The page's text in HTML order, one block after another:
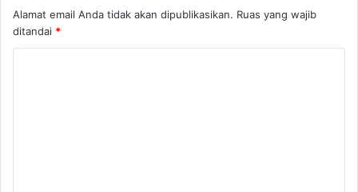
Alamat email Anda tidak akan dipublikasikan. Ruas yang wajib
ditandai *